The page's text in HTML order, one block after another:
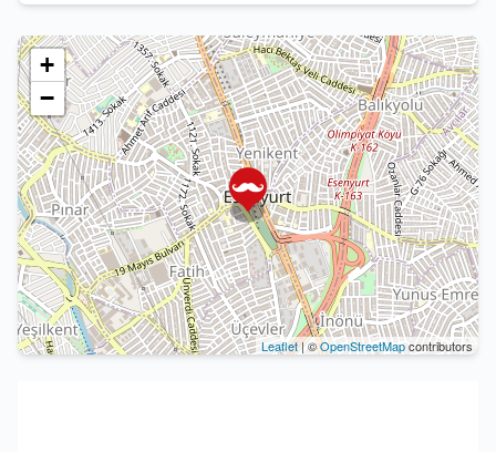
+
−
Leaflet| ©OpenStreetMapcontributors